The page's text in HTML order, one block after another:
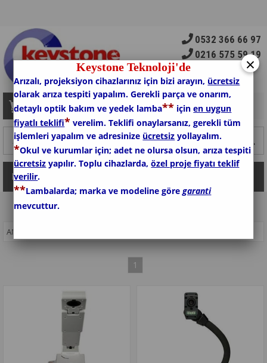
0532 366 66 97
0216 575 59 19
Sepetim 0 Ürün
Kategoriler
ANASAYFA
1
×
Keystone Teknoloji'de
Arızalı, projeksiyon cihazlarınız için bizi arayın, ücretsiz
olarak arıza tespiti yapalım. Gerekli parça ve onarım,
detaylı optik bakım ve yedek lamba** içinen uygun
fiyatlı teklifi* verelim. Teklifi onaylarsanız, gerekli tüm
işlemleri yapalım ve adresinize ücretsiz yollayalım.
*Okul ve kurumlar için; adet ne olursa olsun, arıza tespiti
ücretsiz yapılır. Toplu cihazlarda,özel proje fiyatı teklif
verilir.
**Lambalarda; marka ve modeline göregaranti
mevcuttur.